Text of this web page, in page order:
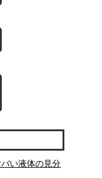
い液体の見分